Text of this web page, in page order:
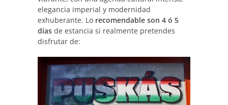
elegancia imperial y modernidad
exhuberante. Lo recomendable son 4 ó 5
días de estancia si realmente pretendes
disfrutar de: